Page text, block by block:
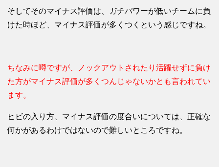
そしてそのマイナス評価は、ガチパワーが低いチームに負
けた時ほど、マイナス評価が多くつくという感じですね。
ちなみに噂ですが、ノックアウトされたり活躍せずに負け
た方がマイナス評価が多くつんじゃないかとも言われてい
ます。
ヒビの入り方、マイナス評価の度合いについては、正確な
何かがあるわけではないので難しいところですね。